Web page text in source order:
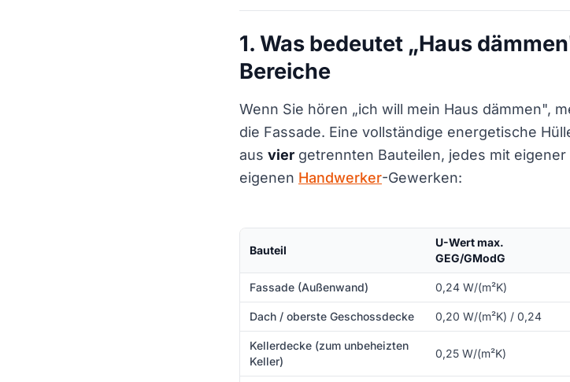
1. Was bedeutet „Haus
Bereiche
Wenn Sie hören „ich will mein Haus dämmen",
die Fassade. Eine vollständige energetische
aus vier getrennten Bauteilen, jedes mit
eigenen Handwerker-Gewerken:
Bauteil
U-Wert max.
GEG/GModG
Fassade (Außenwand) 0,24 W/(m²K)
Dach / oberste Geschossdecke 0,20 W/(m²K) / 0,24
Kellerdecke (zum unbeheizten
Keller)
0,25 W/(m²K)